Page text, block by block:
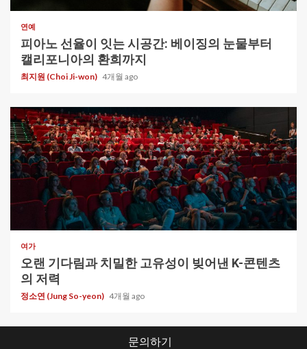
연예
피아노 선율이 잇는 시공간: 베이징의 눈물부터
캘리포니아의 환희까지
최지원 (Choi Ji-won) 4개월 ago
1 min read
여가
오랜 기다림과 치밀한 고유성이 빚어낸 K-콘텐츠
의 저력
정소연 (Jung So-yeon) 4개월 ago
문의하기